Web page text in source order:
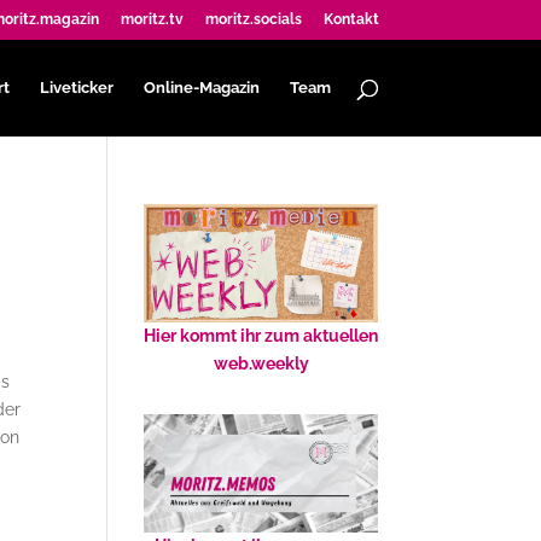
moritz.tv moritz.socials Kontakt
Liveticker Online-Magazin Team
Hier kommt ihr zum aktuellen
web.weekly